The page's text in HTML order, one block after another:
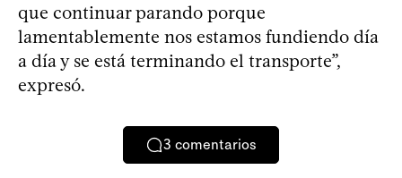
que continuar parando porque
lamentablemente nos estamos fundiendo día
a día y se está terminando el transporte”,
expresó.
3 comentarios